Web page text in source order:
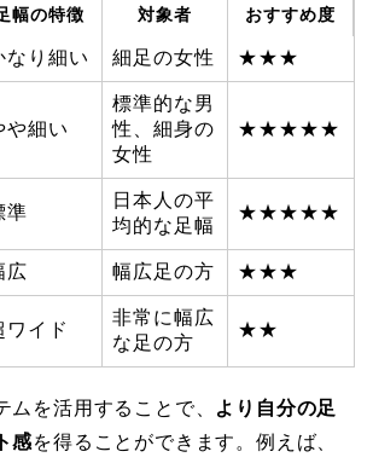
幅の特徴 対象者 おすすめ度
なり細い 細足の女性 ★★★
や細い
標準的な男
性、細身の
女性
★★★★★
準
日本人の平
均的な足幅
★★★★★
広 幅広足の方 ★★★
ワイド
非常に幅広
な足の方
★★
ムを活用することで、 より自分の足
感を得ることができます。例えば、